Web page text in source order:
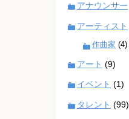
アナウンサー
アーティスト
作曲家 (4)
アート (9)
イベント (1)
タレント (99)